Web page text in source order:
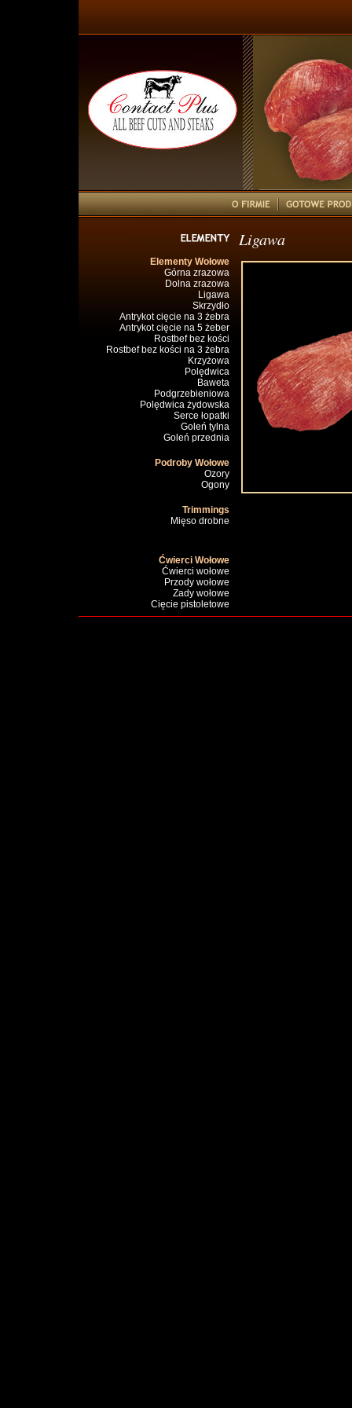
Elementy Wołowe
Górna zrazowa
Dolna zrazowa
Ligawa
Skrzydło
Antrykot cięcie na 3 żebra
Antrykot cięcie na 5 żeber
Rostbef bez kości
Rostbef bez kości na 3 żebra
Krzyżowa
Polędwica
Baweta
Podgrzebieniowa
Polędwica żydowska
Serce łopatki
Goleń tylna
Goleń przednia
Podroby Wołowe
Ozory
Ogony
Trimmings
Mięso drobne
Ćwierci Wołowe
Ćwierci wołowe
Przody wołowe
Zady wołowe
Cięcie pistoletowe
Ligawa